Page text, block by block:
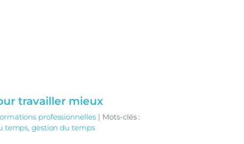
travailler mieux
professionnelles | Mots-clés :
temps,gestion du temps